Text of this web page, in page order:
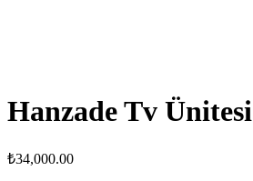
Hanzade Tv Ünitesi
₺34,000.00